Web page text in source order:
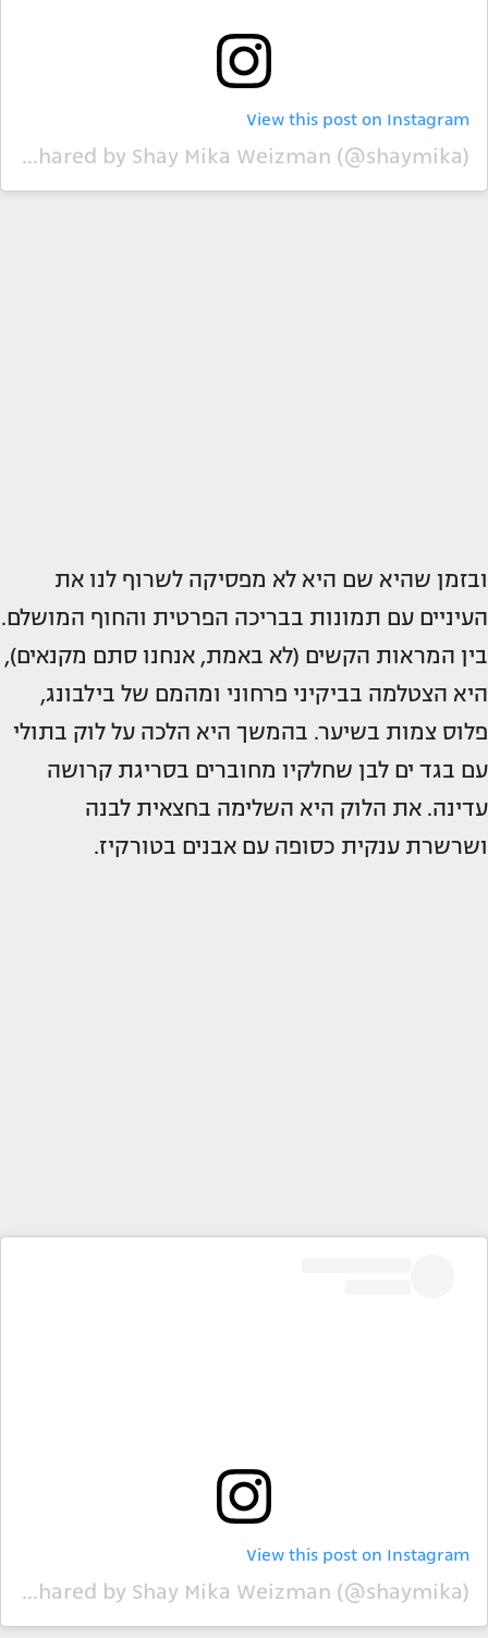
View this post on Instagram
A post shared by Shay Mika Weizman (@shaymika)
ובזמן שהיא שם היא לא מפסיקה לשרוף לנו את
העיניים עם תמונות בבריכה הפרטית והחוף המושלם.
בין המראות הקשים (לא באמת, אנחנו סתם מקנאים),
היא הצטלמה בביקיני פרחוני ומהמם של בילבונג,
פלוס צמות בשיער. בהמשך היא הלכה על לוק בתולי
עם בגד ים לבן שחלקיו מחוברים בסריגת קרושה
עדינה. את הלוק היא השלימה בחצאית לבנה
ושרשרת ענקית כסופה עם אבנים בטורקיז.
View this post on Instagram
A post shared by Shay Mika Weizman (@shaymika)